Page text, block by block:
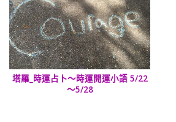
塔羅_時運占卜～時運開運小語 5/22
～5/28